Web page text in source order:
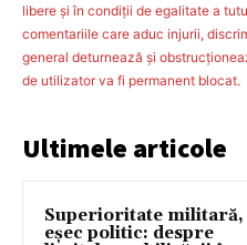
libere şi în condiţii de egalitate a
comentariile care aduc injurii,
general deturnează şi
de utilizator va fi permanent blocat.
Ultimele articole
Superioritate militară,
eșec politic: despre